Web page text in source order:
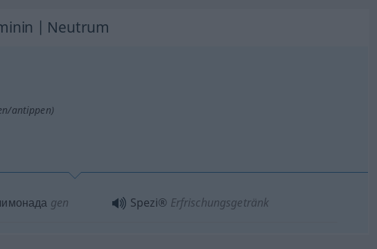
| Neutrum
antippen)
gen Spezi® Erfrischungsgetränk